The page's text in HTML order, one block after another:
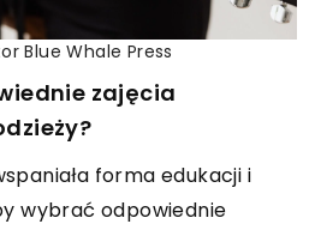
Blue Whale Press
zajęcia
forma edukacji i
wybrać odpowiednie